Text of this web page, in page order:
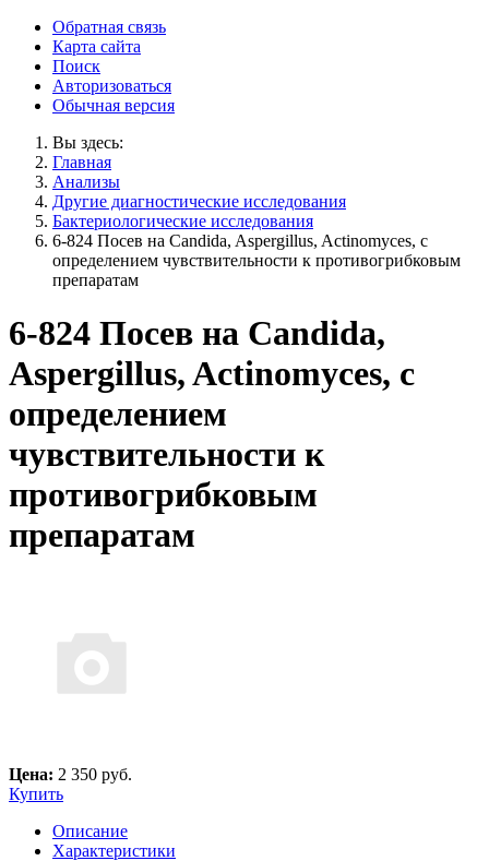
Обратная связь
Карта сайта
Поиск
Авторизоваться
Обычная версия
Вы здесь:
Главная
Анализы
Другие диагностические исследования
Бактериологические исследования
6-824 Посев на Candida, Aspergillus, Actinomyces, с
определением чувствительности к противогрибковым
препаратам
6-824 Посев на Candida,
Aspergillus, Actinomyces, с
определением
чувствительности к
противогрибковым
препаратам
Цена: 2 350 руб.
Купить
Описание
Характеристики